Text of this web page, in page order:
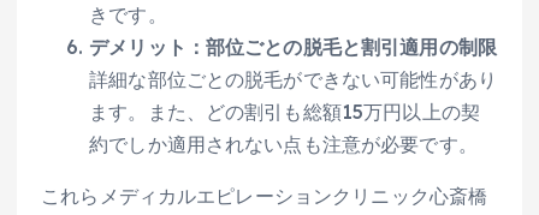
きです。
デメリット：部位ごとの脱毛と割引適用の制限
詳細な部位ごとの脱毛ができない可能性があり
ます。また、どの割引も総額15万円以上の契
約でしか適用されない点も注意が必要です。
これらメディカルエピレーションクリニック心斎橋